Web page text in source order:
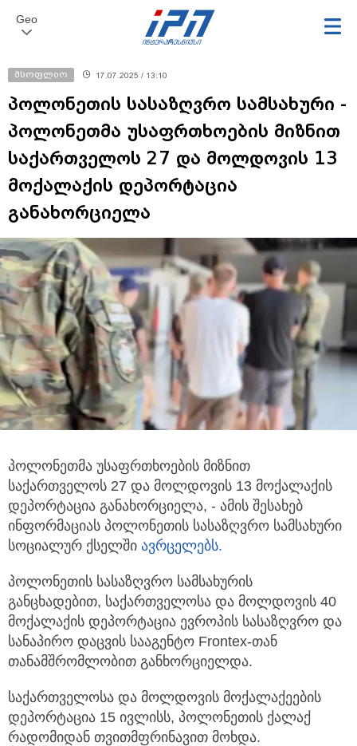
Geo
მსოფლიო 17.07.2025 / 13:10
პოლონეთის სასაზღვრო სამსახური -
პოლონეთმა უსაფრთხოების მიზნით
საქართველოს 27 და მოლდოვის 13
მოქალაქის დეპორტაცია
განახორციელა
პოლონეთმა უსაფრთხოების მიზნით
საქართველოს 27 და მოლდოვის 13 მოქალაქის
დეპორტაცია განახორციელა, - ამის შესახებ
ინფორმაციას პოლონეთის სასაზღვრო სამსახური
სოციალურ ქსელში ავრცელებს.
პოლონეთის სასაზღვრო სამსახურის
განცხადებით, საქართველოსა და მოლდოვის 40
მოქალაქის დეპორტაცია ევროპის სასაზღვრო და
სანაპირო დაცვის სააგენტო Frontex-თან
თანამშრომლობით განხორციელდა.
საქართველოსა და მოლდოვის მოქალაქეების
დეპორტაცია 15 ივლისს, პოლონეთის ქალაქ
რადომიდან თვითმფრინავით მოხდა.